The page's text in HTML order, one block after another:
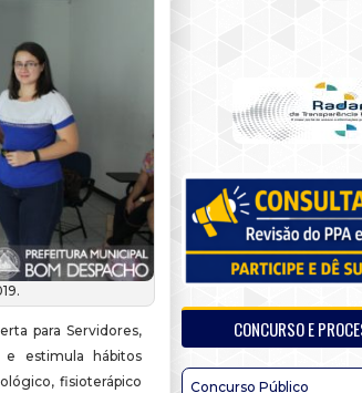
para Servidores,
estimula hábitos
fisioterápico
CONCURSO E
Concurso Público